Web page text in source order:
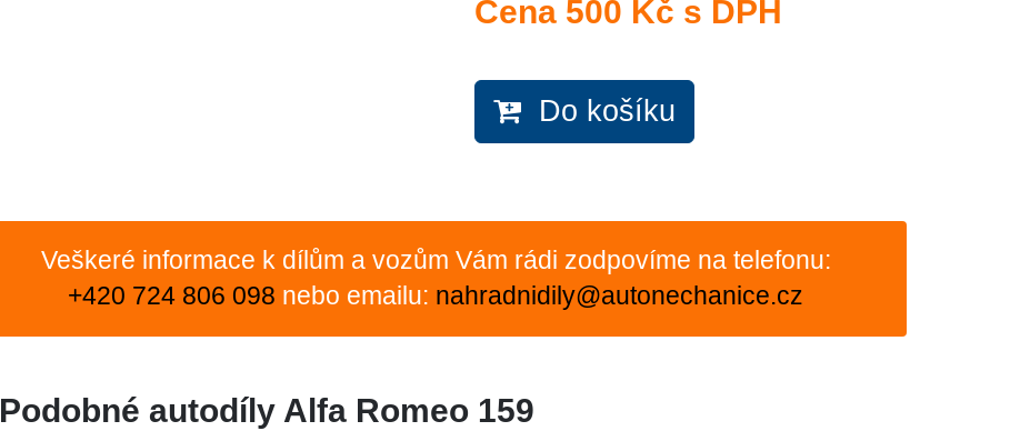
Cena 500 Kč s DPH
Do košíku
Veškeré informace k dílům a vozům Vám rádi zodpovíme na telefonu:
+420 724 806 098 nebo emailu: nahradnidily@autonechanice.cz
Podobné autodíly Alfa Romeo 159